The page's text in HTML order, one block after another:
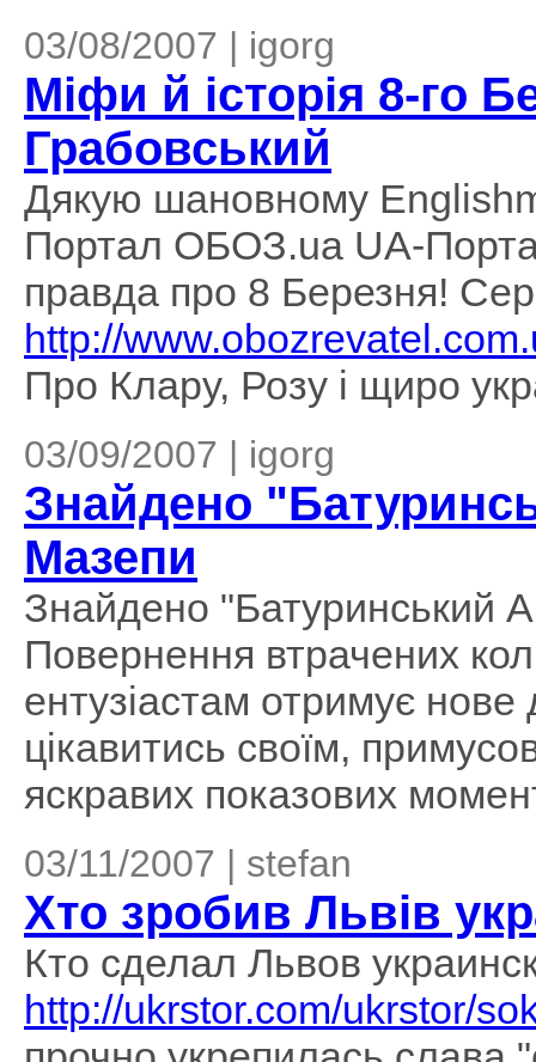
03/08/2007 | igorg
Міфи й історія 8-го
Грабовський
Дякую шановному
Портал ОБОЗ.ua UA-
правда про 8 Березня!
http://
Про Клару, Розу і щиро
03/09/2007 | igorg
Знайдено
Мазепи
Знайдено "Батуринський
Повернення втрачених
ентузіастам отримує
цікавитись своїм,
яскравих показових
03/11/2007 | stefan
Хто зробив Львів
Кто сделал Львов
http://ukrstor.com/ukrstor/